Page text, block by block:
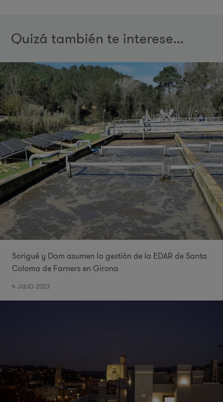
Quizá también te interese...
Sorigué y Dam asumen la gestión de la EDAR de Santa
Coloma de Farners en Girona
4 JULIO 2023